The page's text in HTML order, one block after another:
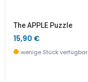
The APPLE Puzzle
15,90 €
wenige Stück verfügbar